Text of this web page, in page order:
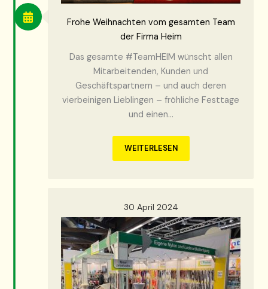
Frohe Weihnachten vom gesamten Team
der Firma Heim
Das gesamte #TeamHEIM wünscht allen
Mitarbeitenden, Kunden und
Geschäftspartnern – und auch deren
vierbeinigen Lieblingen – fröhliche Festtage
und einen…
WEITERLESEN
30 April 2024